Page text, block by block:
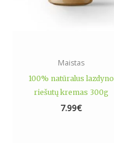
Maistas
100% natūralus lazdyno
riešutų kremas 300g
7.99€